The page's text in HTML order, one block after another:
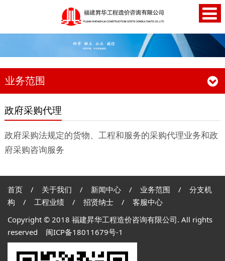
业务范围
政府采购代理
政府采购法规定的货物、工程和服务的采购代理业务和政
府采购咨询服务
首页/ 关于我们 / 新闻中心/ 业务范围 / 分支机
构 / 工程业绩 / 招贤纳士 / 客服中心
Copyright © 2018 福建昇华工程造价咨询有限公司. All rights
reserved 闽ICP备18011679号-1